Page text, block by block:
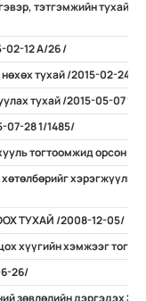
тэтгэмжийн тухай
02-12 А/26 /
тухай /2015-02-24 А/
тухай /2015-05-07 11/
07-28 1/1485/
тогтоомжид орсон
хэрэгжүүлэх
ТУХАЙ /2008-12-05/
хүүгийн хэмжээг
26/
зөвлөлийн дэргэдэх